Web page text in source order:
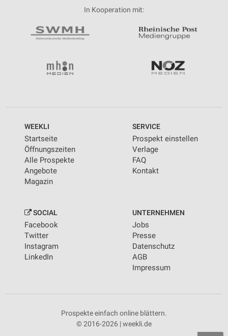
In Kooperation mit:
WEEKLI
Startseite
Öffnungszeiten
Alle Prospekte
Angebote
Magazin
SERVICE
Prospekt einstellen
Verlage
FAQ
Kontakt
SOCIAL
Facebook
Twitter
Instagram
LinkedIn
UNTERNEHMEN
Jobs
Presse
Datenschutz
AGB
Impressum
Prospekte einfach online blättern.
© 2016-2026 | weekli.de